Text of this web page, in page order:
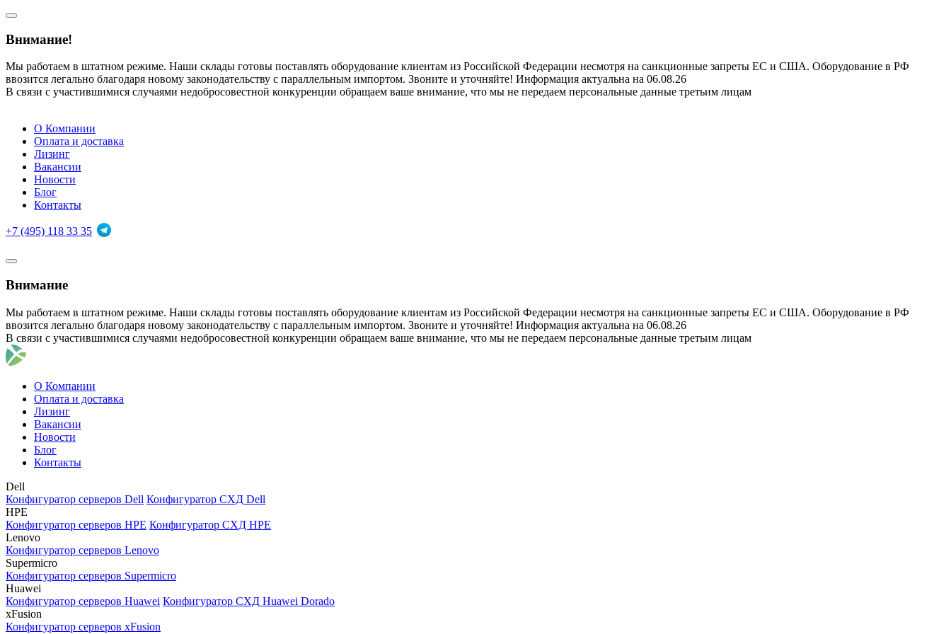
Внимание!
Мы работаем в штатном режиме. Наши склады готовы поставлять оборудование клиентам из Российской Федерации несмотря на санкционные запреты ЕС и США. Оборудование в РФ
ввозится легально благодаря новому законодательству с параллельным импортом. Звоните и уточняйте! Информация актуальна на 06.08.26
В связи с участившимися случаями недобросовестной конкуренции обращаем ваше внимание, что мы не передаем персональные данные третьим лицам
О Компании
Оплата и доставка
Лизинг
Вакансии
Новости
Блог
Контакты
+7 (495) 118 33 35
Внимание
Мы работаем в штатном режиме. Наши склады готовы поставлять оборудование клиентам из Российской Федерации несмотря на санкционные запреты ЕС и США. Оборудование в РФ
ввозится легально благодаря новому законодательству с параллельным импортом. Звоните и уточняйте! Информация актуальна на 06.08.26
В связи с участившимися случаями недобросовестной конкуренции обращаем ваше внимание, что мы не передаем персональные данные третьим лицам
О Компании
Оплата и доставка
Лизинг
Вакансии
Новости
Блог
Контакты
Dell
Конфигуратор серверов Dell Конфигуратор СХД Dell
HPE
Конфигуратор серверов HPE Конфигуратор СХД HPE
Lenovo
Конфигуратор серверов Lenovo
Supermicro
Конфигуратор серверов Supermicro
Huawei
Конфигуратор серверов Huawei Конфигуратор СХД Huawei Dorado
xFusion
Конфигуратор серверов xFusion